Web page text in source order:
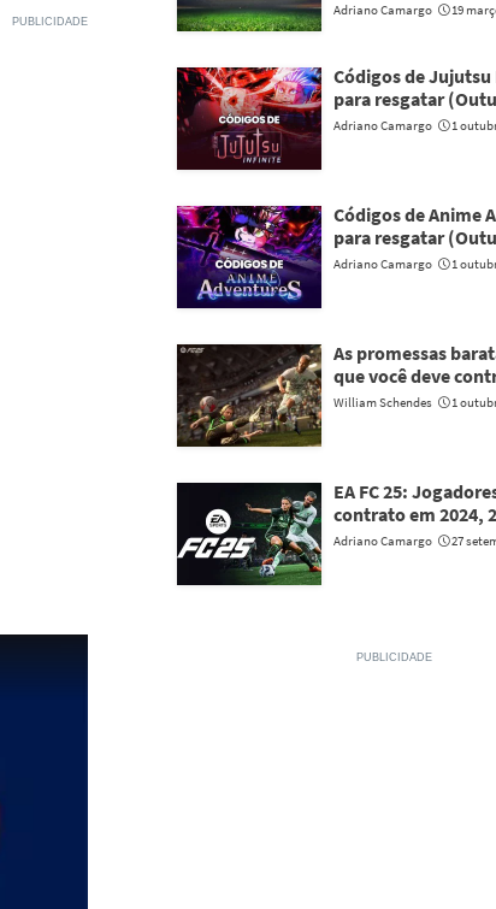
Adriano Camargo 19
Códigos de
para resgatar
Adriano Camargo 1
Códigos de Anime
para resgatar
Adriano Camargo 1
As promessas
que você deve
William Schendes 1
EA FC 25:
contrato em 2024,
Adriano Camargo 27